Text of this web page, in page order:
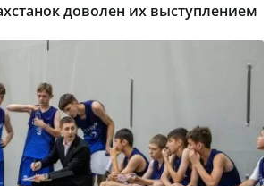
доволен их выступлением